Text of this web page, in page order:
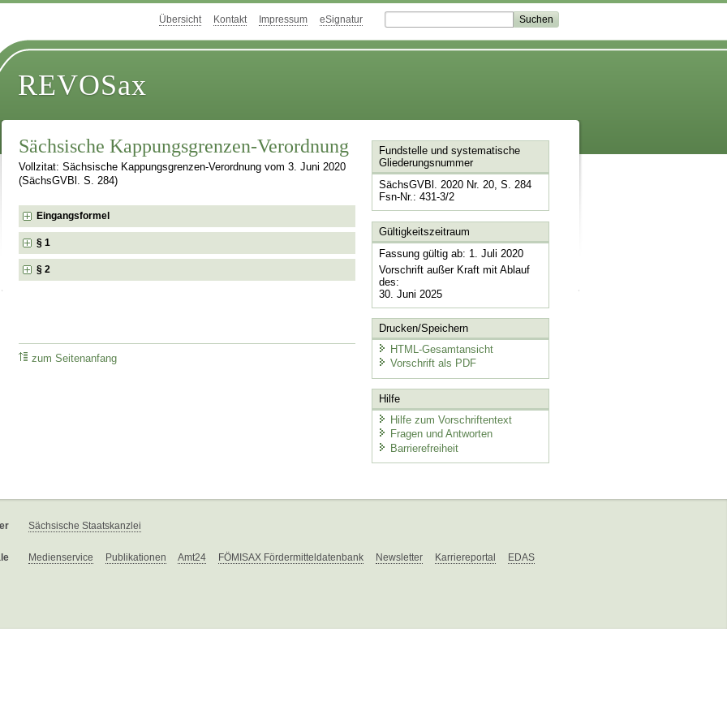
Übersicht Kontakt Impressum eSignatur
REVOSax
Sächsische Kappungsgrenzen-Verordnung
Vollzitat: Sächsische Kappungsgrenzen-Verordnung vom 3. Juni 2020
(SächsGVBl. S. 284)
Eingangsformel
§ 1
§ 2
zum Seitenanfang
Fundstelle und systematische
Gliederungsnummer
SächsGVBl. 2020 Nr. 20, S. 284
Fsn-Nr.: 431-3/2
Gültigkeitszeitraum
Fassung gültig ab: 1. Juli 2020
Vorschrift außer Kraft mit Ablauf
des:
30. Juni 2025
Drucken/Speichern
HTML-Gesamtansicht
Vorschrift als PDF
Hilfe
Hilfe zum Vorschriftentext
Fragen und Antworten
Barrierefreiheit
Sächsische Staatskanzlei
Medienservice Publikationen Amt24 FÖMISAX Fördermitteldatenbank Newsletter Karriereportal EDAS